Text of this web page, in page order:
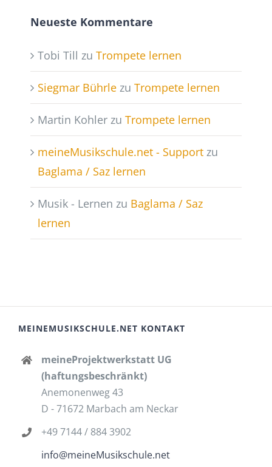
Neueste Kommentare
Tobi Till zu Trompete lernen
Siegmar Bührle zu Trompete lernen
Martin Kohler zu Trompete lernen
meineMusikschule.net - Support zu
Baglama / Saz lernen
Musik - Lernen zu Baglama / Saz
lernen
MEINEMUSIKSCHULE.NET KONTAKT
meineProjektwerkstatt UG
(haftungsbeschränkt)
Anemonenweg 43
D - 71672 Marbach am Neckar
+49 7144 / 884 3902
info@meineMusikschule.net